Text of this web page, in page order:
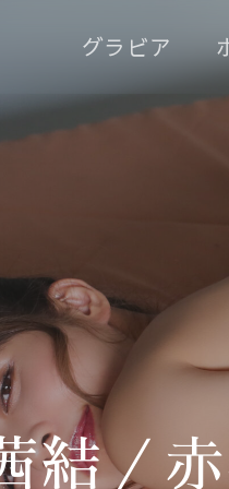
グラビア
結／